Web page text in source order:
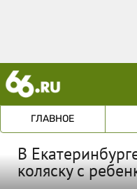
ГЛАВНОЕ
В
коляску с